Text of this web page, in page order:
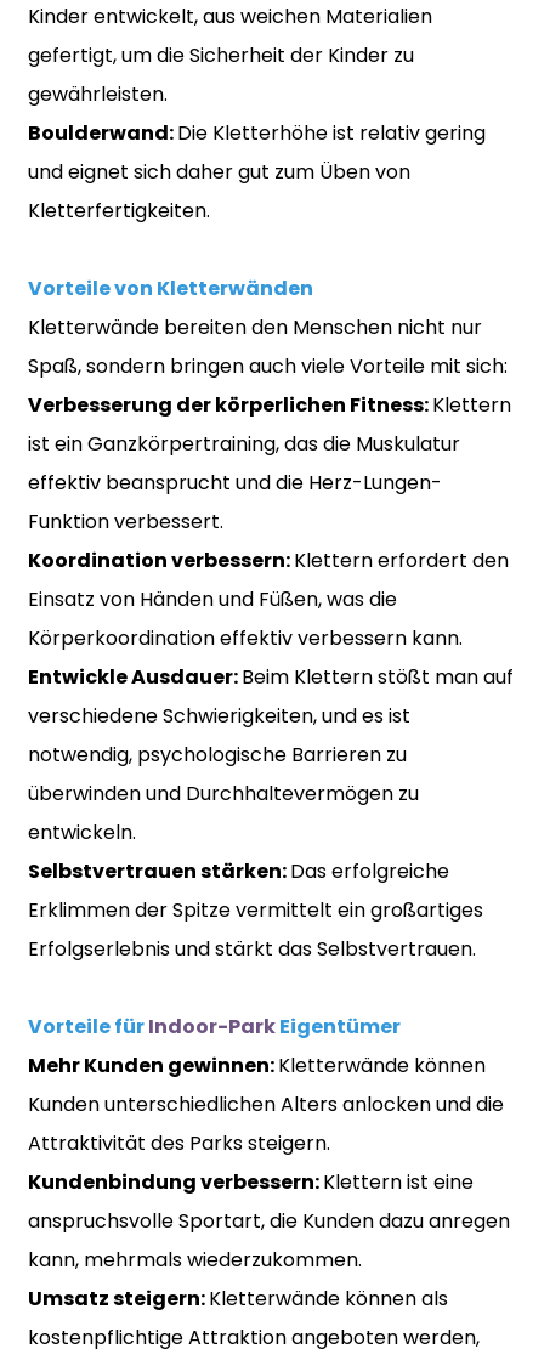
Kinder entwickelt, aus weichen Materialien
gefertigt, um die Sicherheit der Kinder zu
gewährleisten.
Boulderwand:Die Kletterhöhe ist relativ gering
und eignet sich daher gut zum Üben von
Kletterfertigkeiten.
Vorteile von Kletterwänden
Kletterwände bereiten den Menschen nicht nur
Spaß, sondern bringen auch viele Vorteile mit sich:
Verbesserung der körperlichen Fitness:Klettern
ist ein Ganzkörpertraining, das die Muskulatur
effektiv beansprucht und die Herz-Lungen-
Funktion verbessert.
Koordination verbessern:Klettern erfordert den
Einsatz von Händen und Füßen, was die
Körperkoordination effektiv verbessern kann.
Entwickle Ausdauer:Beim Klettern stößt man auf
verschiedene Schwierigkeiten, und es ist
notwendig, psychologische Barrieren zu
überwinden und Durchhaltevermögen zu
entwickeln.
Selbstvertrauen stärken:Das erfolgreiche
Erklimmen der Spitze vermittelt ein großartiges
Erfolgserlebnis und stärkt das Selbstvertrauen.
Vorteile fürIndoor-ParkEigentümer
Mehr Kunden gewinnen:Kletterwände können
Kunden unterschiedlichen Alters anlocken und die
Attraktivität des Parks steigern.
Kundenbindung verbessern:Klettern ist eine
anspruchsvolle Sportart, die Kunden dazu anregen
kann, mehrmals wiederzukommen.
Umsatz steigern:Kletterwände können als
kostenpflichtige Attraktion angeboten werden,